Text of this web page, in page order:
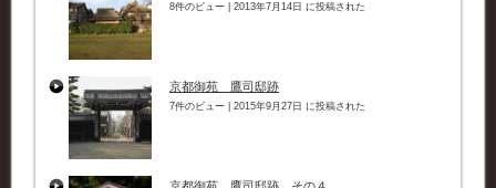
8件のビュー 2013年7月14日 に投稿された
京都御苑 鷹司邸跡
7件のビュー 2015年9月27日 に投稿された